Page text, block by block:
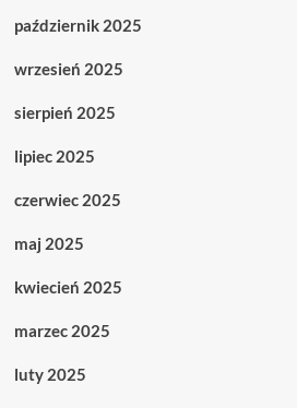
październik 2025
wrzesień 2025
sierpień 2025
lipiec 2025
czerwiec 2025
maj 2025
kwiecień 2025
marzec 2025
luty 2025